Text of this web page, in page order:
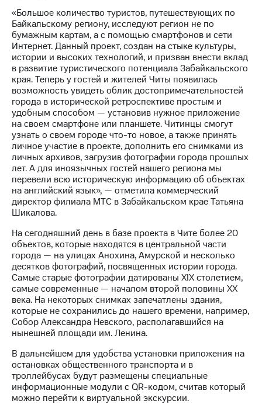
Информация
акционерам
Документы
ПАО
"МТС"
Собрания
акционеров
Личный
кабинет
акционера
Акционерный
капитал
Контроль
и
аудит
Рынок
акций
Описание
приобретения
Порядок
выкупа
акций
Дивиденды
Рынок
облигаций
Описание
Еврооблигации-2023
о
погашении
именных
облигаций
Другое
«Большое количество туристов, путешествующих по
Байкальскому региону, исследуют регион не по
бумажным картам, а с помощью смартфонов и сети
Интернет. Данный проект, создан на стыке культуры,
истории и высоких технологий, и призван внести вклад
в развитие туристического потенциала Забайкальского
края. Теперь у гостей и жителей Читы появилась
возможность увидеть облик достопримечательностей
города в исторической ретроспективе простым и
удобным способом — установив нужное приложение
на своем смартфоне или планшете. Читинцы смогут
узнать о своем городе что-то новое, а также принять
личное участие в проекте, дополнить его снимками из
личных архивов, загрузив фотографии города прошлых
лет. А для иноязычных гостей нашего региона мы
перевели всю историческую информацию об объектах
на английский язык», — отметила коммерческий
директор филиала МТС в Забайкальском крае Татьяна
Шикалова.
На сегодняшний день в базе проекта в Чите более 20
объектов, которые находятся в центральной части
города — на улицах Анохина, Амурской и несколько
десятков фотографий, посвященных истории города.
Самые старые фотографии датированы XIX столетием,
самые современные — началом второй половины XX
века. На некоторых снимках запечатлены здания,
которые не сохранились до нашего времени, например,
Собор Александра Невского, располагавшийся на
нынешней площади им. Ленина.
В дальнейшем для удобства установки приложения на
остановках общественного транспорта и в
троллейбусах будут размещены специальные
информационные модули с QR-кодом, считав который
можно перейти к виртуальной экскурсии.